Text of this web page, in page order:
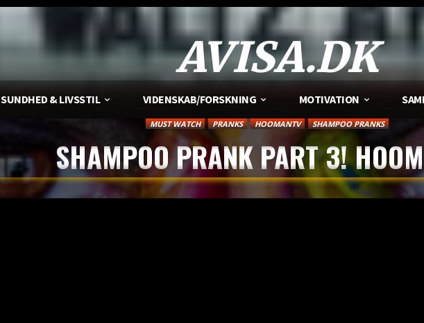
AVISA.DK
SUNDHED & LIVSSTIL VIDENSKAB/FORSKNING MOTIVATION
MUST WATCH PRANKS HOOMANTV SHAMPOO PRANKS
SHAMPOO PRANK PART 3!